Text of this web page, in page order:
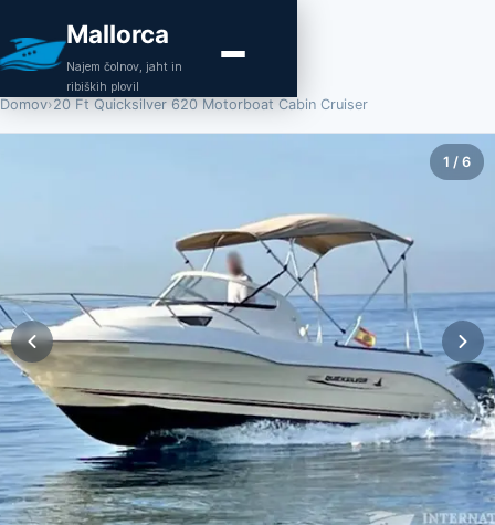
Mallorca
Najem čolnov, jaht in
ribiških plovil
Domov›20 Ft Quicksilver 620 Motorboat Cabin Cruiser
1 /6